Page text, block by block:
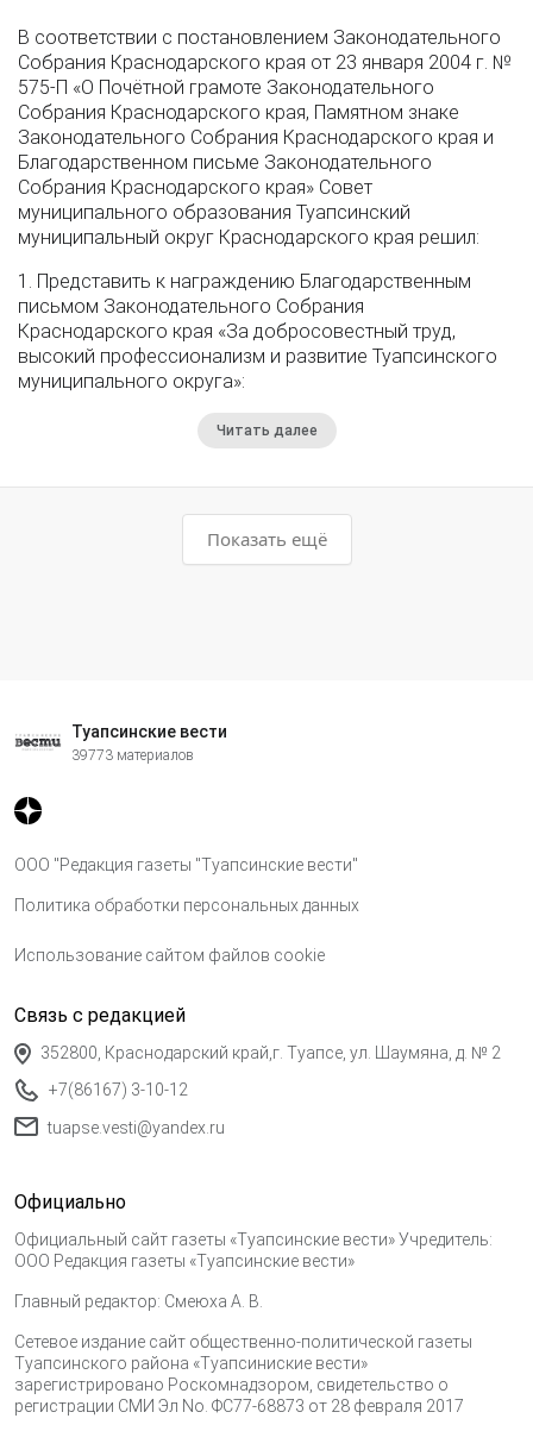
В соответствии с постановлением Законодательного
Собрания Краснодарского края от 23 января 2004 г. №
575-П «О Почётной грамоте Законодательного
Собрания Краснодарского края, Памятном знаке
Законодательного Собрания Краснодарского края и
Благодарственном письме Законодательного
Собрания Краснодарского края» Совет
муниципального образования Туапсинский
муниципальный округ Краснодарского края решил:
1. Представить к награждению Благодарственным
письмом Законодательного Собрания
Краснодарского края «За добросовестный труд,
высокий профессионализм и развитие Туапсинского
муниципального округа»:
Читать далее
Показать ещё
Туапсинские вести
39773 материалов
ООО "Редакция газеты "Туапсинские вести"
Политика обработки персональных данных
Использование сайтом файлов cookie
Связь с редакцией
352800, Краснодарский край,г. Туапсе, ул. Шаумяна, д. № 2
+7(86167) 3-10-12
tuapse.vesti@yandex.ru
Официально
Официальный сайт газеты «Туапсинские вести» Учредитель:
ООО Редакция газеты «Туапсинские вести»
Главный редактор: Смеюха А. В.
Сетевое издание сайт общественно-политической газеты
Туапсинского района «Туапсиниские вести»
зарегистрировано Роскомнадзором, свидетельство о
регистрации СМИ Эл No. ФС77-68873 от 28 февраля 2017